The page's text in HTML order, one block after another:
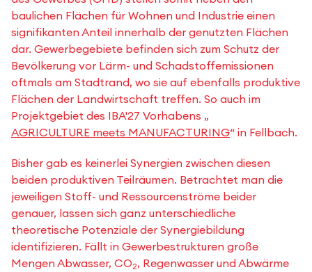
baulichen Flächen für Wohnen und Industrie einen
signifikanten Anteil innerhalb der genutzten Flächen
dar. Gewerbegebiete befinden sich zum Schutz der
Bevölkerung vor Lärm- und Schadstoffemissionen
oftmals am Stadtrand, wo sie auf ebenfalls produktive
Flächen der Landwirtschaft treffen. So auch im
Projektgebiet des IBA'27 Vorhabens „
AGRICULTURE meets MANUFACTURING“ in Fellbach.
Bisher gab es keinerlei Synergien zwischen diesen
beiden produktiven Teilräumen. Betrachtet man die
jeweiligen Stoff- und Ressourcenströme beider
genauer, lassen sich ganz unterschiedliche
theoretische Potenziale der Synergiebildung
identifizieren. Fällt in Gewerbestrukturen große
Mengen Abwasser, CO2, Regenwasser und Abwärme